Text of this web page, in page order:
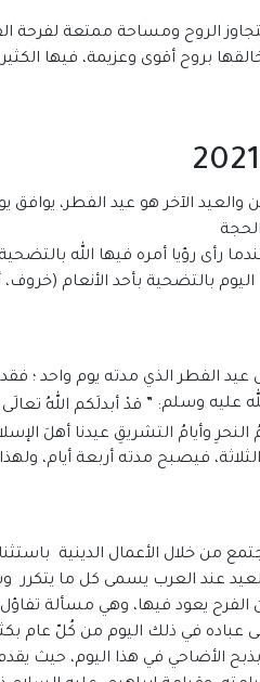
الروح ومساحة ممتعة لفرحة
بروح أقوى وعزيمة، فيها
رأى رؤيا أمره فيها الله
بالتضحية بأحد الأنعام
الفطر الذي مدته يوم واحد ؛
: ” قدْ أبدلَكم اللهُ
النحرِ وأيامُ التشريقِ عيدنا أهلَ
فيصبح مدته أربعة أيام،
من خلال الأعمال الدينية
عند العرب يسمى كل ما يتكرر
الفرح يعود فيها، وهي مسألة
عباده في ذلك اليوم من كُلّ عام
الأضاحي في هذا اليوم، حيث